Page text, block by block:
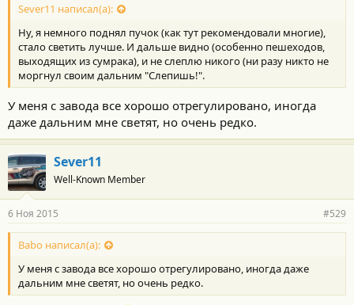
Sever11 написал(а):
Ну, я немного поднял пучок (как тут рекомендовали многие),
стало светить лучше. И дальше видно (особенно пешеходов,
выходящих из сумрака), и не слеплю никого (ни разу никто не
моргнул своим дальним "Слепишь!".
У меня с завода все хорошо отрегулировано, иногда
даже дальним мне светят, но очень редко.
Sever11
Well-Known Member
6 Ноя 2015 #529
Babo написал(а):
У меня с завода все хорошо отрегулировано, иногда даже
дальним мне светят, но очень редко.